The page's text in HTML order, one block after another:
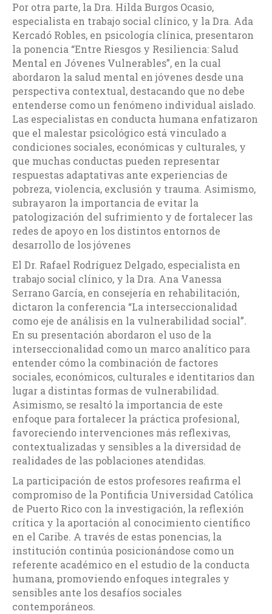
Por otra parte, la Dra. Hilda Burgos Ocasio,
especialista en trabajo social clínico, y la Dra. Ada
Kercadó Robles, en psicología clínica, presentaron
la ponencia “Entre Riesgos y Resiliencia: Salud
Mental en Jóvenes Vulnerables”, en la cual
abordaron la salud mental en jóvenes desde una
perspectiva contextual, destacando que no debe
entenderse como un fenómeno individual aislado.
Las especialistas en conducta humana enfatizaron
que el malestar psicológico está vinculado a
condiciones sociales, económicas y culturales, y
que muchas conductas pueden representar
respuestas adaptativas ante experiencias de
pobreza, violencia, exclusión y trauma. Asimismo,
subrayaron la importancia de evitar la
patologización del sufrimiento y de fortalecer las
redes de apoyo en los distintos entornos de
desarrollo de los jóvenes
El Dr. Rafael Rodríguez Delgado, especialista en
trabajo social clínico, y la Dra. Ana Vanessa
Serrano García, en consejería en rehabilitación,
dictaron la conferencia “La interseccionalidad
como eje de análisis en la vulnerabilidad social”.
En su presentación abordaron el uso de la
interseccionalidad como un marco analítico para
entender cómo la combinación de factores
sociales, económicos, culturales e identitarios dan
lugar a distintas formas de vulnerabilidad.
Asimismo, se resaltó la importancia de este
enfoque para fortalecer la práctica profesional,
favoreciendo intervenciones más reflexivas,
contextualizadas y sensibles a la diversidad de
realidades de las poblaciones atendidas.
La participación de estos profesores reafirma el
compromiso de la Pontificia Universidad Católica
de Puerto Rico con la investigación, la reflexión
crítica y la aportación al conocimiento científico
en el Caribe. A través de estas ponencias, la
institución continúa posicionándose como un
referente académico en el estudio de la conducta
humana, promoviendo enfoques integrales y
sensibles ante los desafíos sociales
contemporáneos.